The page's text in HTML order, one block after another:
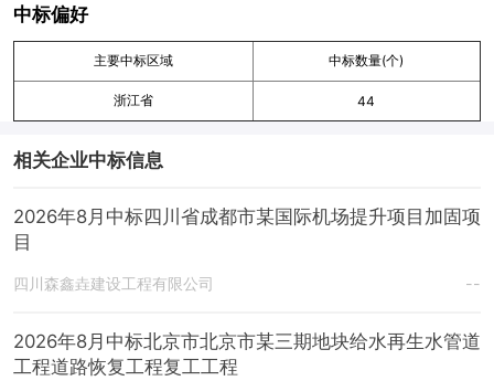
中标偏好
主要中标区域 中标数量(个)
浙江省 44
相关企业中标信息
2026年8月中标四川省成都市某国际机场提升项目加固项
目
四川森鑫垚建设工程有限公司 --
2026年8月中标北京市北京市某三期地块给水再生水管道
工程道路恢复工程复工工程